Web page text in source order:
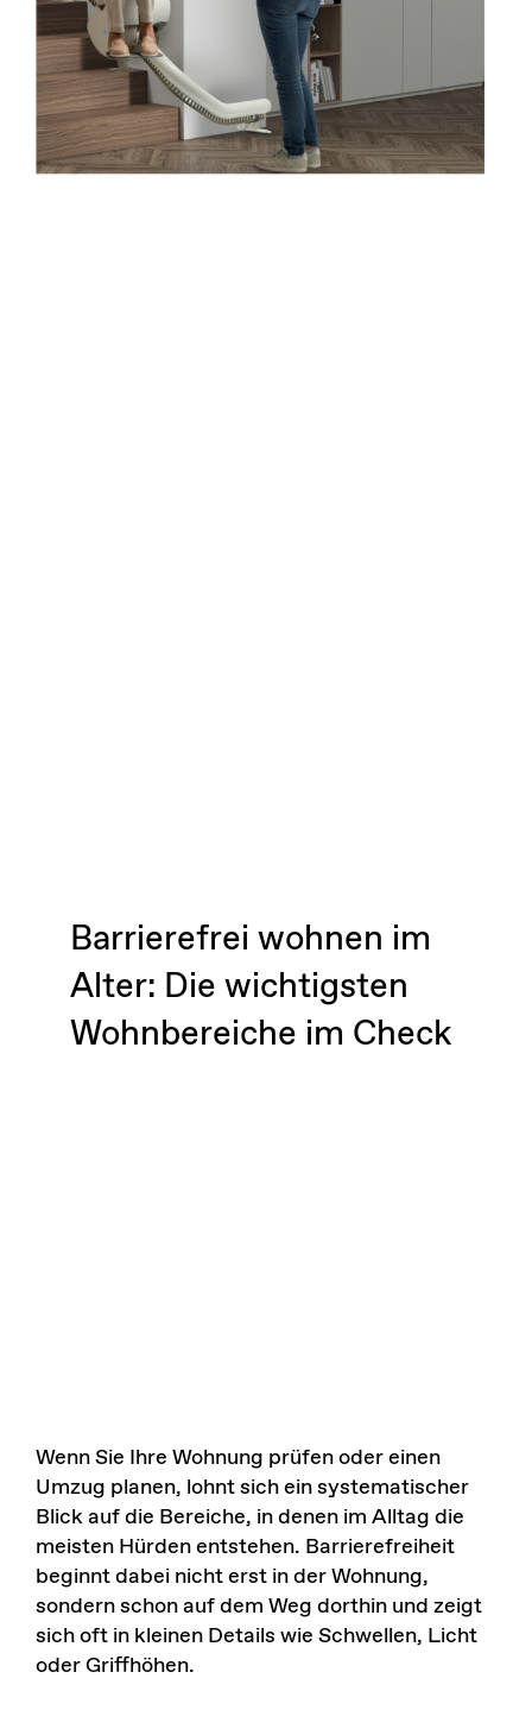
Barrierefrei wohnen im
Alter: Die wichtigsten
Wohnbereiche im Check
Wenn Sie Ihre Wohnung prüfen oder einen
Umzug planen, lohnt sich ein systematischer
Blick auf die Bereiche, in denen im Alltag die
meisten Hürden entstehen. Barrierefreiheit
beginnt dabei nicht erst in der Wohnung,
sondern schon auf dem Weg dorthin und zeigt
sich oft in kleinen Details wie Schwellen, Licht
oder Griffhöhen.